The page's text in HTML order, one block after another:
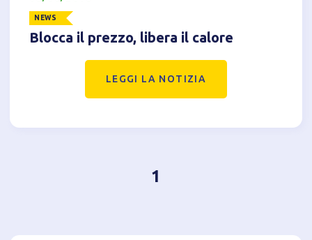
NEWS
Blocca il prezzo, libera il calore
LEGGI LA NOTIZIA
1